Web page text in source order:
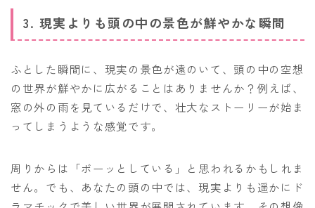
3. 現実よりも頭の中の景色が鮮やかな瞬間
ふとした瞬間に、現実の景色が遠のいて、頭の中の空想
の世界が鮮やかに広がることはありませんか？例えば、
窓の外の雨を見ているだけで、壮大なストーリーが始ま
ってしまうような感覚です。
周りからは「ボーッとしている」と思われるかもしれま
せん。でも、あなたの頭の中では、現実よりも遥かにド